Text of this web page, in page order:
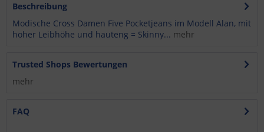
Beschreibung
Modische Cross Damen Five Pocketjeans im Modell Alan, mit
hoher Leibhöhe und hauteng = Skinny... mehr
Trusted Shops Bewertungen
mehr
FAQ